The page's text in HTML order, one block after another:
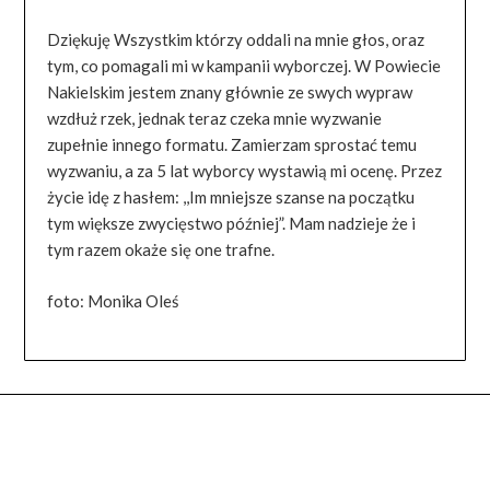
Dziękuję Wszystkim którzy oddali na mnie głos, oraz
tym, co pomagali mi w kampanii wyborczej. W Powiecie
Nakielskim jestem znany głównie ze swych wypraw
wzdłuż rzek, jednak teraz czeka mnie wyzwanie
zupełnie innego formatu. Zamierzam sprostać temu
wyzwaniu, a za 5 lat wyborcy wystawią mi ocenę. Przez
życie idę z hasłem: ,,Im mniejsze szanse na początku
tym większe zwycięstwo później”. Mam nadzieje że i
tym razem okaże się one trafne.
foto: Monika Oleś